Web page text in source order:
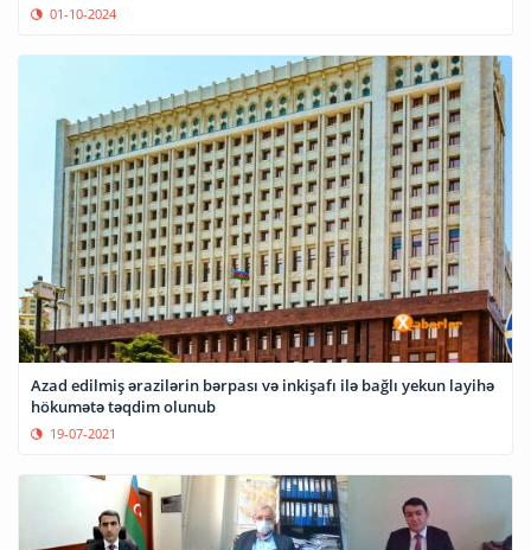
01-10-2024
Azad edilmiş ərazilərin bərpası və inkişafı ilə bağlı yekun layihə
hökumətə təqdim olunub
19-07-2021